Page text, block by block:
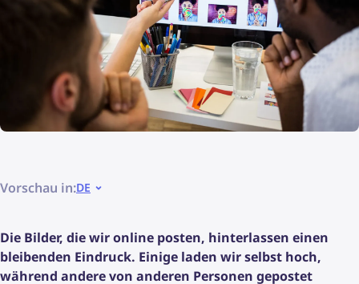
Vorschau in:DE
Die Bilder, die wir online posten, hinterlassen einen
bleibenden Eindruck. Einige laden wir selbst hoch,
während andere von anderen Personen gepostet